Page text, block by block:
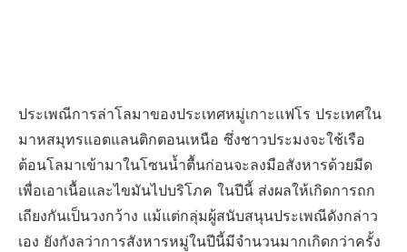
ประเพณีการล่าโลมาของประเทศหมู่เกาะแฟโร ประเทศใน
มาหสมุทรแอตแลนติกตอนเหนือ ซึ่งชาวประมงจะใช้เรือ
ต้อนโลมาเข้ามาในโซนน้ำตื้นก่อนจะลงมือสังหารด้วยมีด
เพื่อเอาเนื้อและไขมันไปบริโภค ในปีนี้ ส่งผลให้เกิดการถก
เถียงกันเป็นวงกว้าง แม้แต่กลุ่มผู้สนับสนุนประเพณีดังกล่าว
เอง ยังกังลว่าการสังหารหมู่ในปีนี้มีจำนวนมากเกิดกว่าครั้ง